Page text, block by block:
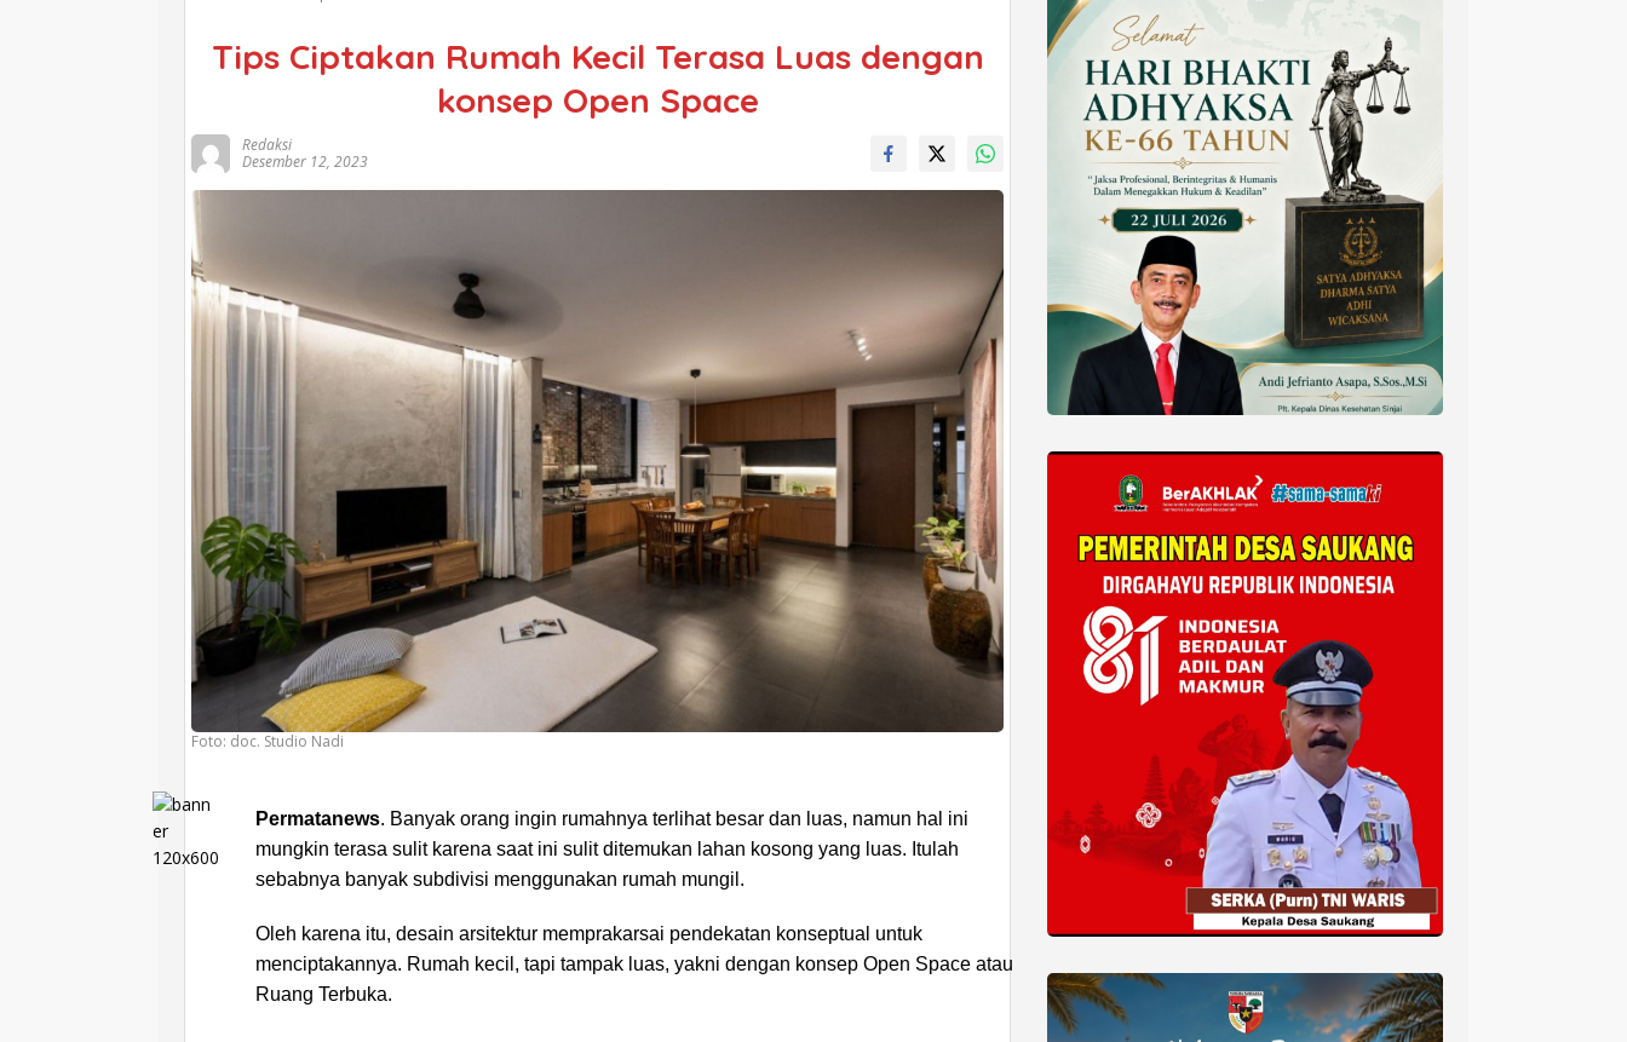
Tips Ciptakan Rumah Kecil Terasa Luas dengan
konsep Open Space
Redaksi
Desember 12, 2023
Foto: doc. Studio Nadi
Permatanews. Banyak orang ingin rumahnya terlihat besar dan luas, namun hal ini
mungkin terasa sulit karena saat ini sulit ditemukan lahan kosong yang luas. Itulah
sebabnya banyak subdivisi menggunakan rumah mungil.
Oleh karena itu, desain arsitektur memprakarsai pendekatan konseptual untuk
menciptakannya. Rumah kecil, tapi tampak luas, yakni dengan konsep Open Space atau
Ruang Terbuka.